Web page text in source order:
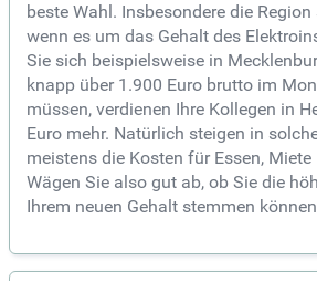
beste Wahl. Insbesondere die
wenn es um das Gehalt des
Sie sich beispielsweise in
knapp über 1.900 Euro brutto im
müssen, verdienen Ihre Kollegen in
Euro mehr. Natürlich steigen in
meistens die Kosten für Essen,
Wägen Sie also gut ab, ob Sie die
Ihrem neuen Gehalt stemmen